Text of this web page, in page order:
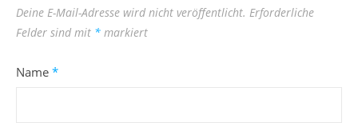
Deine E-Mail-Adresse wird nicht veröffentlicht. Erforderliche
Felder sind mit * markiert
Name *